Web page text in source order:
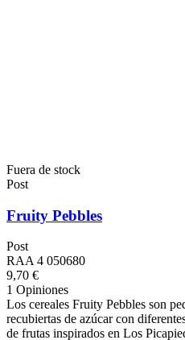
Fuera de stock
Post
Fruity Pebbles
Post
RAA 4 050680
9,70 €
1 Opiniones
Los cereales Fruity Pebbles son
recubiertas de azúcar con
de frutas inspirados en Los